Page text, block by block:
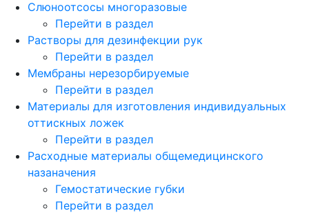
Слюноотсосы многоразовые
Перейти в раздел
Растворы для дезинфекции рук
Перейти в раздел
Мембраны нерезорбируемые
Перейти в раздел
Материалы для изготовления индивидуальных
оттискных ложек
Перейти в раздел
Расходные материалы общемедицинского
назаначения
Гемостатические губки
Перейти в раздел